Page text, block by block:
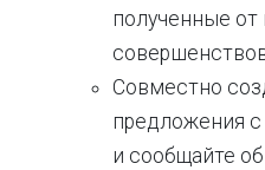
полученные от
Совместно
предложения
и сообщайте